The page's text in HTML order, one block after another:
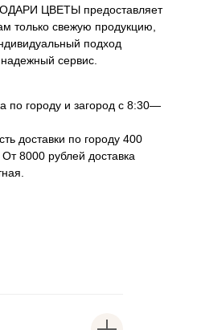
ЦВЕТЫ предоставляет
только свежую продукцию,
подход
сервис.
по городу и загород с 8:30—
доставки по городу 400
8000 рублей доставка